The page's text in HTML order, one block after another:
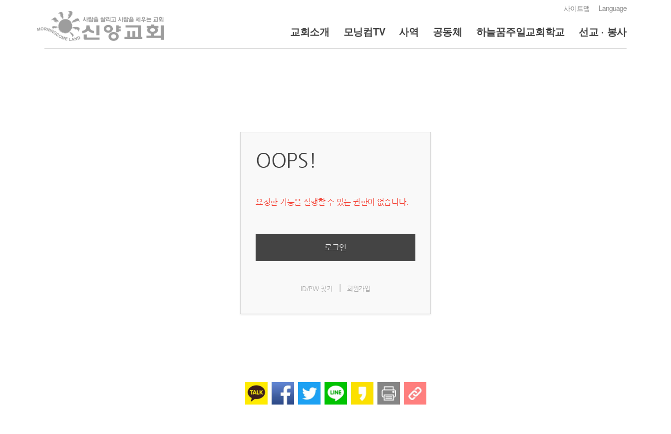
사이트맵 Language
교회소개 모닝컴TV 사역 공동체 하늘꿈주일교회학교 선교 · 봉사
OOPS!
요청한 기능을 실행할 수 있는 권한이 없습니다.
로그인
ID/PW 찾기 | 회원가입